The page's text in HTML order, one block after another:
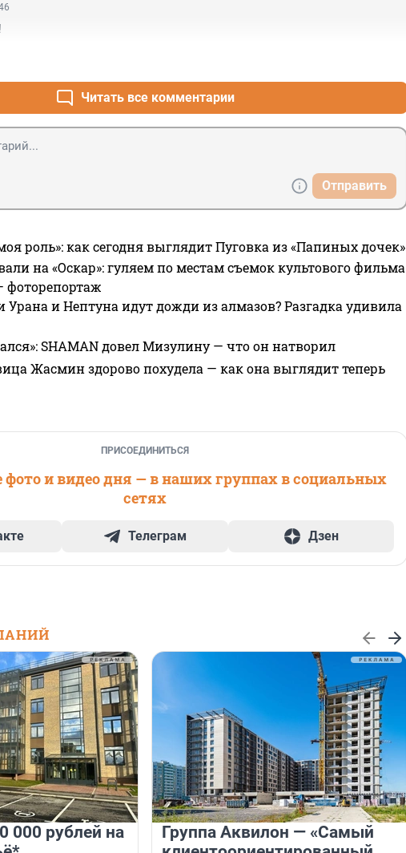
Читать все комментарии
Отправить
роль»: как сегодня выглядит Пуговка из «Папиных дочек»
на «Оскар»: гуляем по местам съемок культового фильма
фоторепортаж
Урана и Нептуна идут дожди из алмазов? Разгадка удивила
SHAMAN довел Мизулину — что он натворил
Жасмин здорово похудела — как она выглядит теперь
ПРИСОЕДИНИТЬСЯ
и видео дня — в наших группах в социальных
сетях
Телеграм Дзен
000 рублей на
Группа Аквилон — «Самый